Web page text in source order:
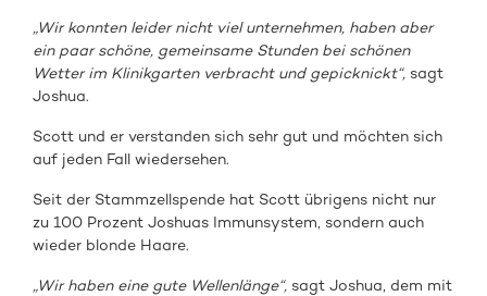
„Wir konnten leider nicht viel unternehmen, haben aber
ein paar schöne, gemeinsame Stunden bei schönen
Wetter im Klinikgarten verbracht und gepicknickt“, sagt
Joshua.
Scott und er verstanden sich sehr gut und möchten sich
auf jeden Fall wiedersehen.
Seit der Stammzellspende hat Scott übrigens nicht nur
zu 100 Prozent Joshuas Immunsystem, sondern auch
wieder blonde Haare.
„Wir haben eine gute Wellenlänge“, sagt Joshua, dem mit